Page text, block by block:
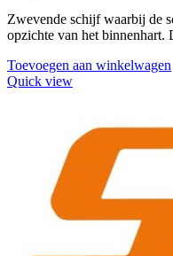
Zwevende schijf waarbij de
opzichte van het binnenhart.
Toevoegen aan winkelwagen
Quick view